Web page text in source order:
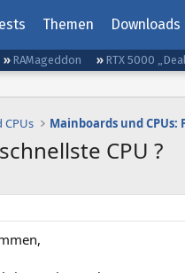
Themen Downloads
RAMageddon RTX 5000
CPUs Mainboards und
CPU ?